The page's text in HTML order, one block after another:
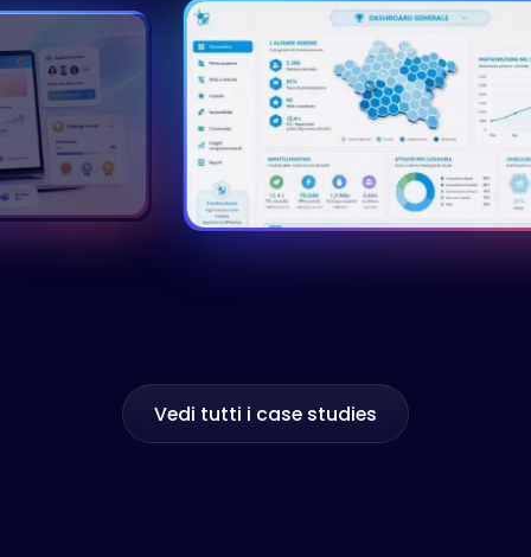
Vedi tutti i case studies